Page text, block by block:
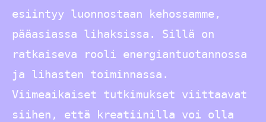
esiintyy luonnostaan kehossamme,
pääasiassa lihaksissa. Sillä on
ratkaiseva rooli energiantuotannossa
ja lihasten toiminnassa.
Viimeaikaiset tutkimukset viittaavat
siihen, että kreatiinilla voi olla